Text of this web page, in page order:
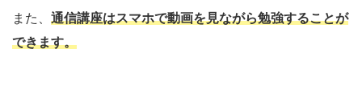
また、 通信講座はスマホで動画を見ながら勉強することが
できます。